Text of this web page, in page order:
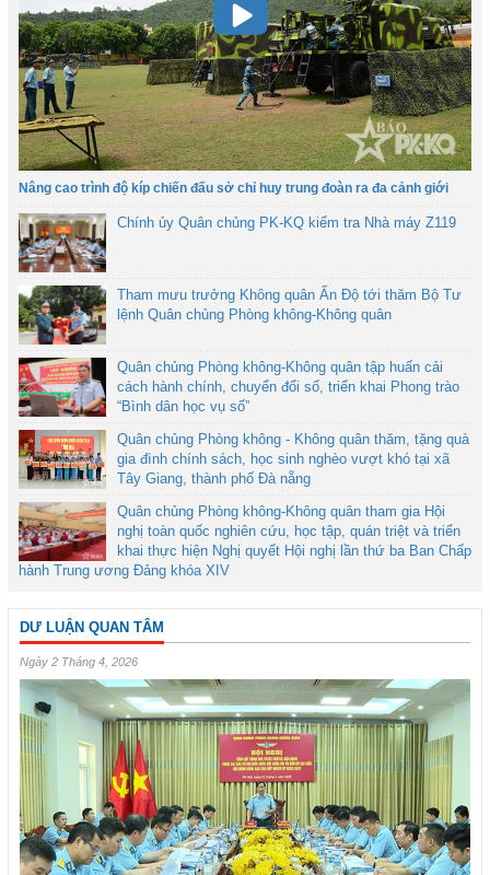
Nâng cao trình độ kíp chiến đấu sở chỉ huy trung đoàn ra đa cảnh giới
Chính ủy Quân chủng PK-KQ kiểm tra Nhà máy Z119
Tham mưu trưởng Không quân Ấn Độ tới thăm Bộ Tư
lệnh Quân chủng Phòng không-Không quân
Quân chủng Phòng không-Không quân tập huấn cải
cách hành chính, chuyển đổi số, triển khai Phong trào
“Bình dân học vụ số”
Quân chủng Phòng không - Không quân thăm, tặng quà
gia đình chính sách, học sinh nghèo vượt khó tại xã
Tây Giang, thành phố Đà nẵng
Quân chủng Phòng không-Không quân tham gia Hội
nghị toàn quốc nghiên cứu, học tập, quán triệt và triển
khai thực hiện Nghị quyết Hội nghị lần thứ ba Ban Chấp
hành Trung ương Đảng khóa XIV
DƯ LUẬN QUAN TÂM
Ngày 2 Tháng 4, 2026